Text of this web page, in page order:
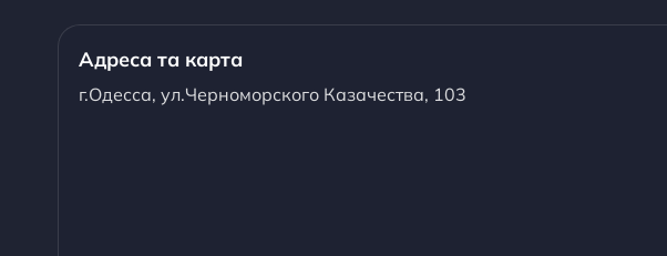
Адреса та карта
г.Одесса, ул.Черноморского Казачества, 103